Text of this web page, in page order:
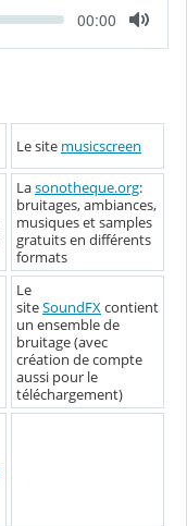
u
l
é
T
m
o
u
l
é
00:00
Le site musicscreen
Lasonotheque.org:
bruitages, ambiances,
musiques et samples
gratuits en différents
formats
Le
siteSoundFXcontient
un ensemble de
bruitage (avec
création de compte
aussi pour le
téléchargement)